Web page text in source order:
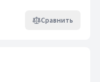
Сравнить